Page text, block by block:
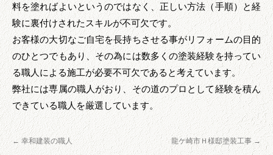
料を塗ればよいというのではなく、正しい方法（手順）と経
験に裏付けされたスキルが不可欠です。
お客様の大切なご自宅を長持ちさせる事がリフォームの目的
のひとつでもあり、その為には数多くの塗装経験を持ってい
る職人による施工が必要不可欠であると考えています。
弊社には専属の職人がおり、その道のプロとして経験を積ん
できている職人を厳選しています。
← 幸和建装の職人 龍ケ崎市Ｈ様邸塗装工事→